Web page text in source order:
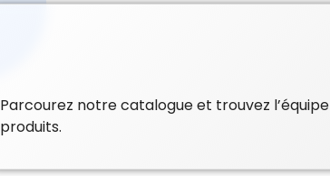
Parcourez notre catalogue et trouvez
produits.